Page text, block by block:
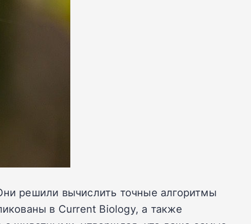
решили вычислить точные алгоритмы
в Current Biology, а также